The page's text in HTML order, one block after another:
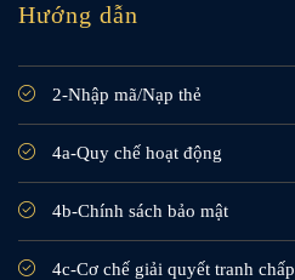
Hướng dẫn
2-Nhập mã/Nạp thẻ
4a-Quy chế hoạt động
4b-Chính sách bảo mật
4c-Cơ chế giải quyết tranh chấp